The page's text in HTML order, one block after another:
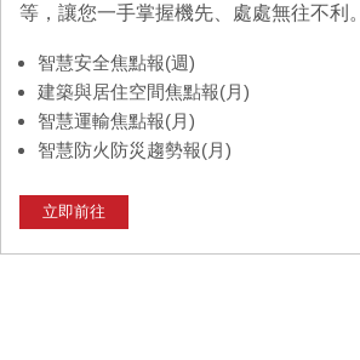
等，讓您一手掌握機先、處處無往不利。
智慧安全焦點報(週)
建築與居住空間焦點報(月)
智慧運輸焦點報(月)
智慧防火防災趨勢報(月)
立即前往